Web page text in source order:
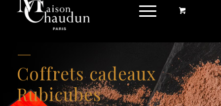
—
Coffrets cadeaux
Rubicubes